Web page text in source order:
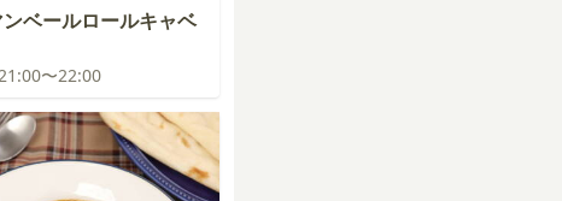
ベールロールキャベ
〜22:00